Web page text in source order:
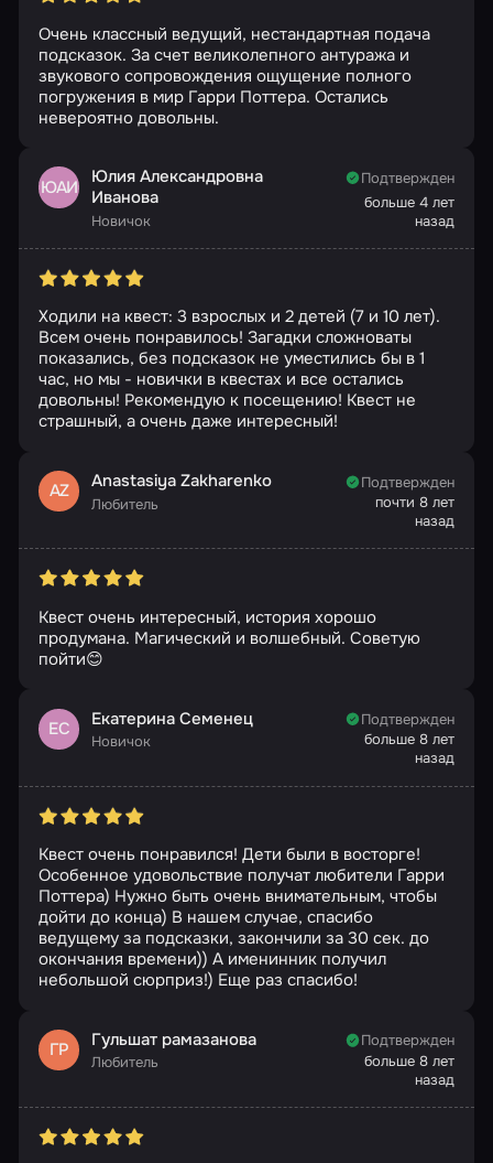
Очень классный ведущий, нестандартная подача
подсказок. За счет великолепного антуража и
звукового сопровождения ощущение полного
погружения в мир Гарри Поттера. Остались
невероятно довольны.
ЮАИ
Юлия Александровна
Иванова
Новичок
Подтвержден
больше 4 лет
назад
Ходили на квест: 3 взрослых и 2 детей (7 и 10 лет).
Всем очень понравилось! Загадки сложноваты
показались, без подсказок не уместились бы в 1
час, но мы - новички в квестах и все остались
довольны! Рекомендую к посещению! Квест не
страшный, а очень даже интересный!
AZ Anastasiya Zakharenko
Любитель
Подтвержден
почти 8 лет
назад
Квест очень интересный, история хорошо
продумана. Магический и волшебный. Советую
пойти😊
ЕС Екатерина Семенец
Новичок
Подтвержден
больше 8 лет
назад
Квест очень понравился! Дети были в восторге!
Особенное удовольствие получат любители Гарри
Поттера) Нужно быть очень внимательным, чтобы
дойти до конца) В нашем случае, спасибо
ведущему за подсказки, закончили за 30 сек. до
окончания времени)) А именинник получил
небольшой сюрприз!) Еще раз спасибо!
ГР Гульшат рамазанова
Любитель
Подтвержден
больше 8 лет
назад